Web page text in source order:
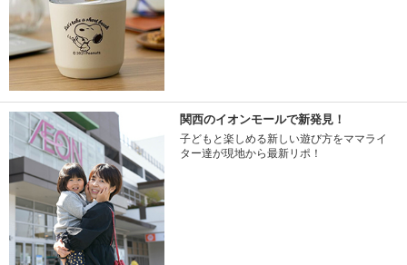
関西のイオンモールで新発見！
子どもと楽しめる新しい遊び方をママライ
ター達が現地から最新リポ！